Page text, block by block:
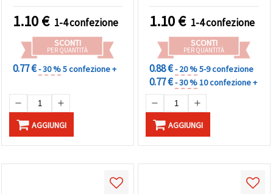
Decorazioni
1.10€ 1-4 confezione
SCONTI
PER QUANTITÀ
0.77 €- 30 %5 confezione +
AGGIUNGI
1.10€ 1-4 confezione
SCONTI
PER QUANTITÀ
0.88 €- 20 %5-9 confezione
0.77 €- 30 %10 confezione +
AGGIUNGI